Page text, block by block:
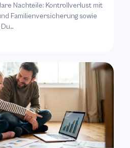
Nachteile: Kontrollverlust mit
Familienversicherung sowie